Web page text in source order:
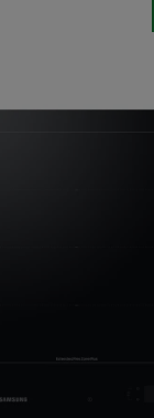
by se měla